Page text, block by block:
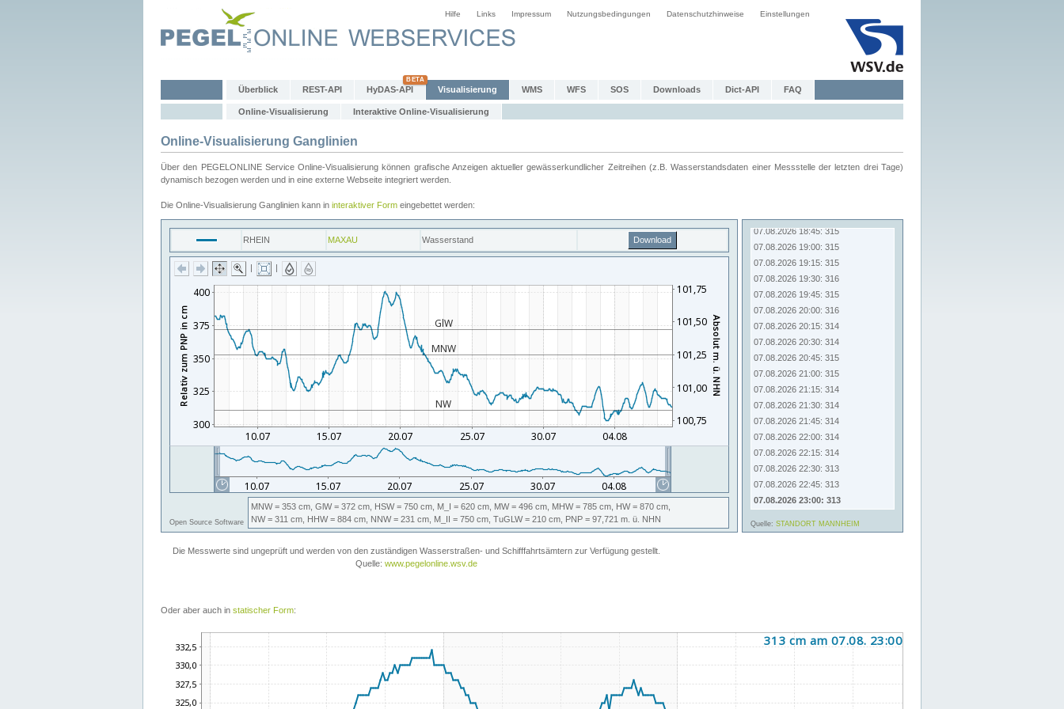
Hilfe Links Impressum Nutzungsbedingungen Datenschutzhinweise Einstellungen
Überblick REST-API HyDAS-API Visualisierung WMS WFS SOS Downloads Dict-API FAQ
Online-Visualisierung Interaktive Online-Visualisierung
Online-Visualisierung Ganglinien
Über den PEGELONLINE Service Online-Visualisierung können grafische Anzeigen aktueller gewässerkundlicher Zeitreihen (z.B. Wasserstandsdaten einer Messstelle der letzten drei Tage)
dynamisch bezogen werden und in eine externe Webseite integriert werden.
Die Online-Visualisierung Ganglinien kann in interaktiver Form eingebettet werden:
Oder aber auch in statischer Form: